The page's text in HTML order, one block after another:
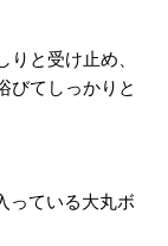
と受け止め、
びてしっかりと
っている大丸ボ